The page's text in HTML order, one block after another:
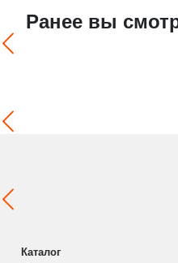
Ранее вы
Каталог